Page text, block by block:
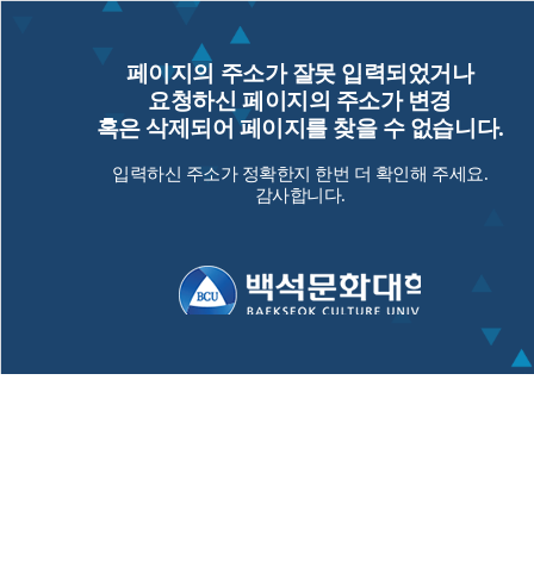
페이지의 주소가 잘못 입력되었거나
요청하신 페이지의 주소가 변경
혹은 삭제되어 페이지를 찾을 수 없습니다.
입력하신 주소가 정확한지 한번 더 확인해 주세요.
감사합니다.